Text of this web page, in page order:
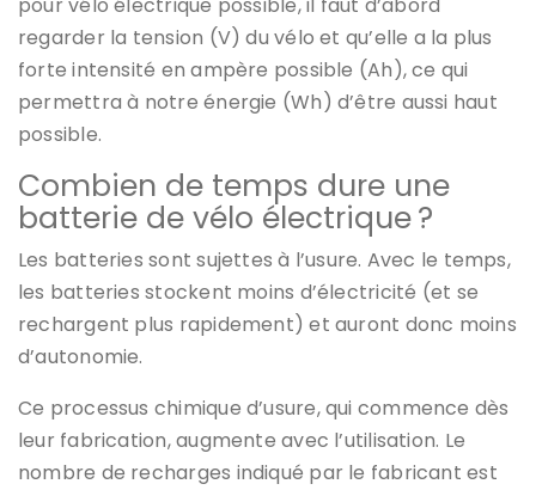
pour vélo électrique possible, il faut d’abord
regarder la tension (V) du vélo et qu’elle a la plus
forte intensité en ampère possible (Ah), ce qui
permettra à notre énergie (Wh) d’être aussi haut
possible.
Combien de temps dure une
batterie de vélo électrique ?
Les batteries sont sujettes à l’usure. Avec le temps,
les batteries stockent moins d’électricité (et se
rechargent plus rapidement) et auront donc moins
d’autonomie.
Ce processus chimique d’usure, qui commence dès
leur fabrication, augmente avec l’utilisation. Le
nombre de recharges indiqué par le fabricant est